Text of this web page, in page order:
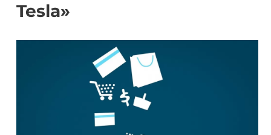
Tesla»